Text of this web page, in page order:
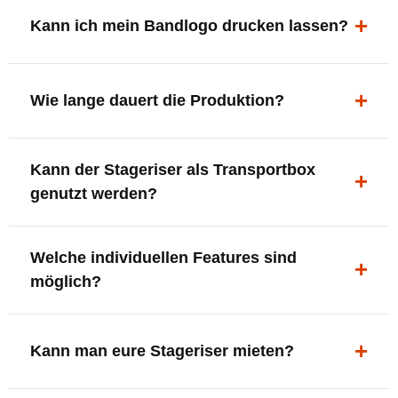
ergonomisch, sicher und gut sichtbar.
Kann ich mein Bandlogo drucken lassen?
deine Bühne, deine Marke.
Wie lange dauert die Produktion?
innerhalb Deutschlands kostenfrei.
Kann der Stageriser als Transportbox
genutzt werden?
oder Zubehör nutzen.
Welche individuellen Features sind
möglich?
XLR-Brücke / Schnittstelle
Setlist-Clip
Kann man eure Stageriser mieten?